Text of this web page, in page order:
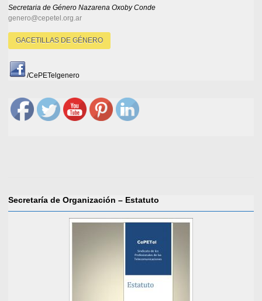
Secretaria de Género Nazarena Oxoby Conde
genero@cepetel.org.ar
GACETILLAS DE GÉNERO
/CePETelgenero
Secretaría de Organización – Estatuto